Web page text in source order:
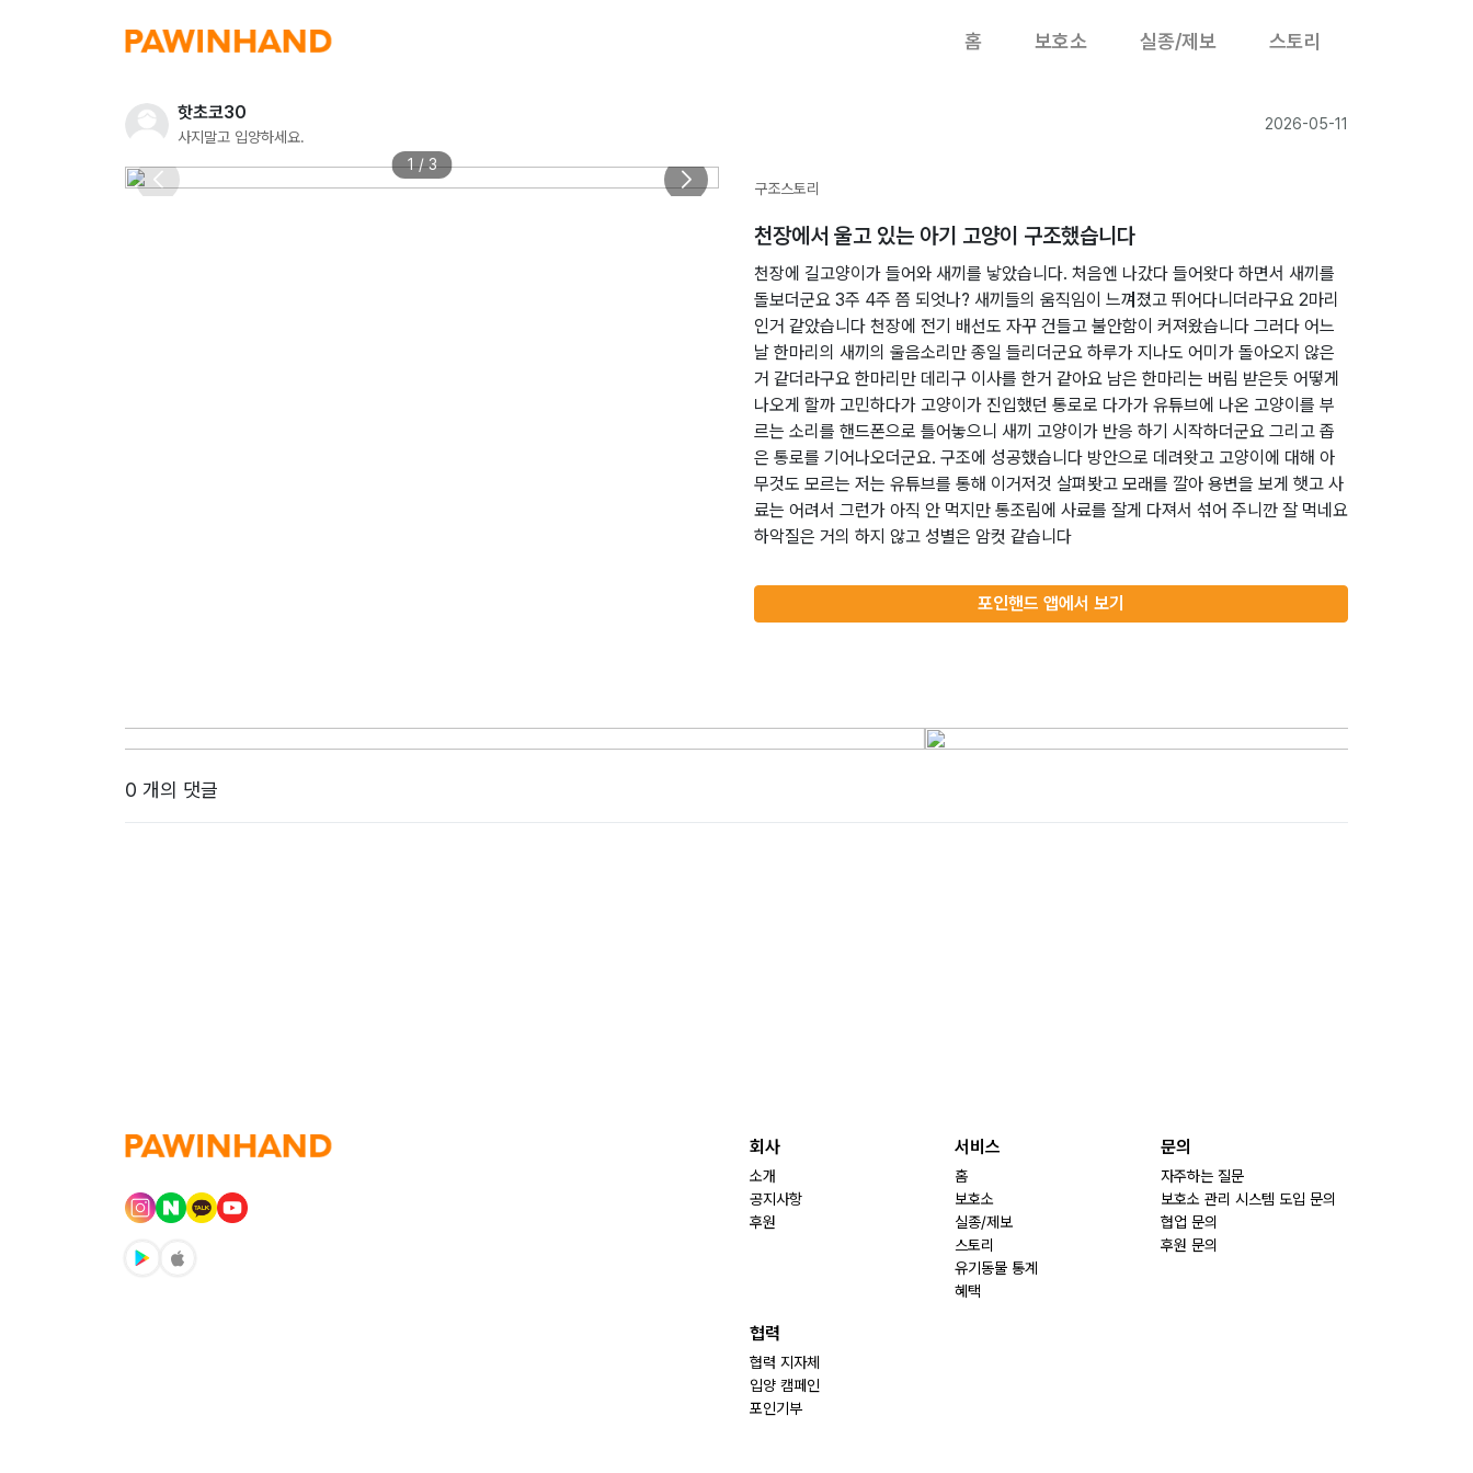
홈 보호소 실종/제보 스토리
핫초코30
사지말고 입양하세요.
2026-05-11
1 / 3
구조스토리
천장에서 울고 있는 아기 고양이 구조했습니다
천장에 길고양이가 들어와 새끼를 낳았습니다. 처음엔 나갔다 들어왓다 하면서 새끼를
돌보더군요 3주 4주 쯤 되엇나? 새끼들의 움직임이 느껴졌고 뛰어다니더라구요 2마리
인거 같았습니다 천장에 전기 배선도 자꾸 건들고 불안함이 커져왔습니다 그러다 어느
날 한마리의 새끼의 울음소리만 종일 들리더군요 하루가 지나도 어미가 돌아오지 않은
거 같더라구요 한마리만 데리구 이사를 한거 같아요 남은 한마리는 버림 받은듯 어떻게
나오게 할까 고민하다가 고양이가 진입했던 통로로 다가가 유튜브에 나온 고양이를 부
르는 소리를 핸드폰으로 틀어놓으니 새끼 고양이가 반응 하기 시작하더군요 그리고 좁
은 통로를 기어나오더군요. 구조에 성공했습니다 방안으로 데려왓고 고양이에 대해 아
무것도 모르는 저는 유튜브를 통해 이거저것 살펴봣고 모래를 깔아 용변을 보게 햇고 사
료는 어려서 그런가 아직 안 먹지만 통조림에 사료를 잘게 다져서 섞어 주니깐 잘 먹네요
하악질은 거의 하지 않고 성별은 암컷 같습니다
포인핸드 앱에서 보기
0 개의 댓글
회사
소개
공지사항
후원
서비스
홈
보호소
실종/제보
스토리
유기동물 통계
혜택
문의
자주하는 질문
보호소 관리 시스템 도입 문의
협업 문의
후원 문의
협력
협력 지자체
입양 캠페인
포인기부